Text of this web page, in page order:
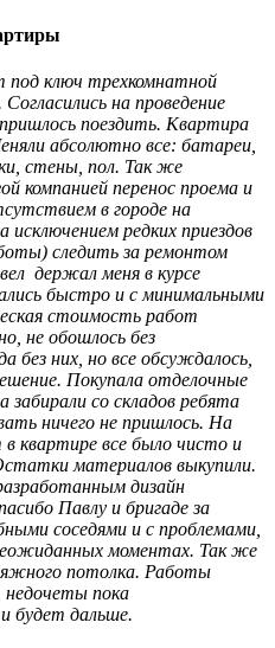
под ключ трехкомнатной
на проведение
поездить. Квартира
абсолютно все: батареи,
стены, пол. Так же
компанией перенос проема и
в городе на
редких приездов
следить за ремонтом
держал меня в курсе
быстро и с минимальными
стоимость работ
не обошлось без
без них, но все обсуждалось,
Покупала отделочные
забирали со складов ребята
ничего не пришлось. На
квартире все было чисто и
материалов выкупили.
дизайн
Павлу и бригаде за
соседями и с проблемами,
моментах. Так же
потолка. Работы
недочеты пока
будет дальше.